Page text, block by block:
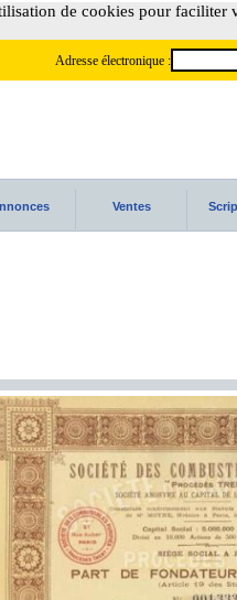
de cookies pour faciliter
Adresse électronique :
Ventes